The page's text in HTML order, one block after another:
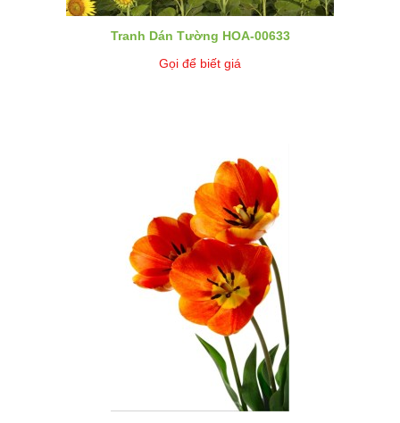
Tranh Dán Tường HOA-00633
Gọi để biết giá